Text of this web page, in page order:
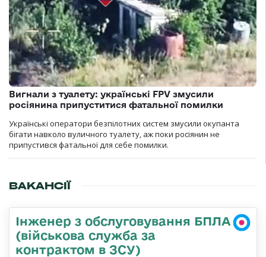
Вигнали з туалету: українські FPV змусили
росіянина припуститися фатальної помилки
Українські оператори безпілотних систем змусили окупанта
бігати навколо вуличного туалету, аж поки росіянин не
припустився фатальної для себе помилки.
ВАКАНСІЇ
Інженер з обслуговування БПЛА
(військова служба за
контрактом в ЗСУ)